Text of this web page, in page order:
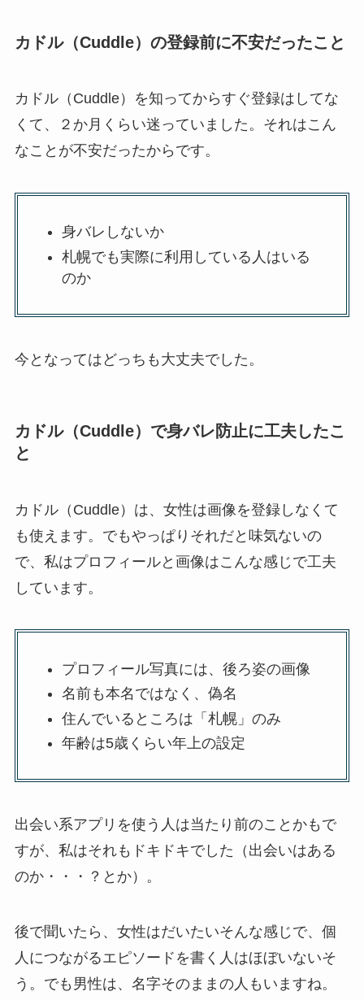
カドル（Cuddle）の登録前に不安だったこと
カドル（Cuddle）を知ってからすぐ登録はしてな
くて、２か月くらい迷っていました。それはこん
なことが不安だったからです。
身バレしないか
札幌でも実際に利用している人はいる
のか
今となってはどっちも大丈夫でした。
カドル（Cuddle）で身バレ防止に工夫したこ
と
カドル（Cuddle）は、女性は画像を登録しなくて
も使えます。でもやっぱりそれだと味気ないの
で、私はプロフィールと画像はこんな感じで工夫
しています。
プロフィール写真には、後ろ姿の画像
名前も本名ではなく、偽名
住んでいるところは「札幌」のみ
年齢は5歳くらい年上の設定
出会い系アプリを使う人は当たり前のことかもで
すが、私はそれもドキドキでした（出会いはある
のか・・・？とか）。
後で聞いたら、女性はだいたいそんな感じで、個
人につながるエピソードを書く人はほぼいないそ
う。でも男性は、名字そのままの人もいますね。